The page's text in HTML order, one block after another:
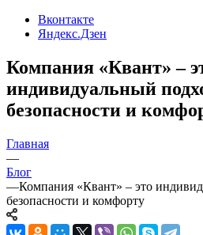
Вконтакте
Яндекс.Дзен
Компания «Квант» –
индивидуальный
безопасности и
Главная
—
Блог
—Компания «Квант» – это
безопасности и комфорту